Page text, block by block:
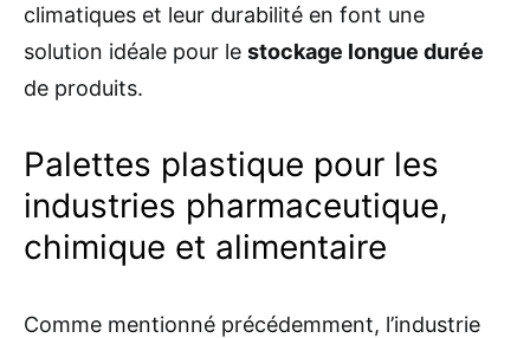
climatiques et leur durabilité en font une
solution idéale pour le stockage longue durée
de produits.
Palettes plastique pour les
industries pharmaceutique,
chimique et alimentaire
Comme mentionné précédemment, l’industrie